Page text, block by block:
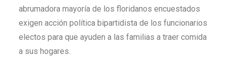
abrumadora mayoría de los floridanos encuestados
exigen acción política bipartidista de los funcionarios
electos para que ayuden a las familias a traer comida
a sus hogares.